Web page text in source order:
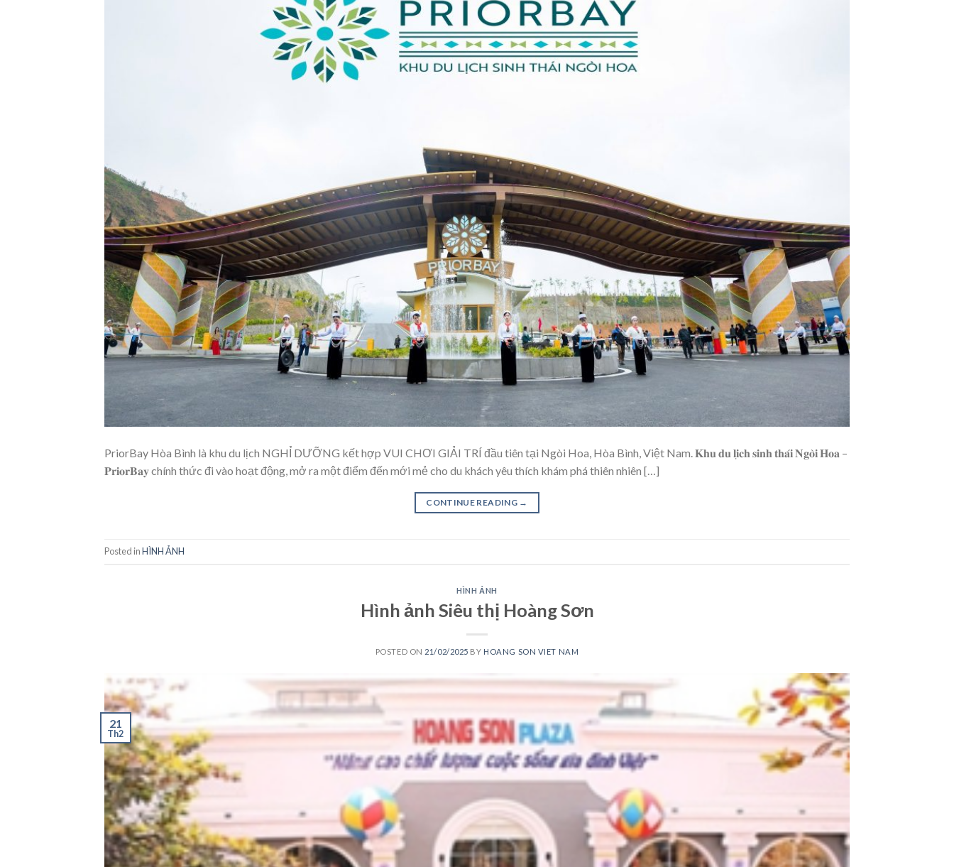
PriorBay Hòa Bình là khu du lịch NGHỈ DƯỠNG kết hợp VUI CHƠI GIẢI TRÍ đầu tiên tại Ngòi Hoa, Hòa Bình, Việt Nam. 𝐊𝐡𝐮 𝐝𝐮 𝐥𝐢̣𝐜𝐡 𝐬𝐢𝐧𝐡 𝐭𝐡𝐚́𝐢 𝐍𝐠𝐨̀𝐢 𝐇𝐨𝐚 –
𝐏𝐫𝐢𝐨𝐫𝐁𝐚𝐲 chính thức đi vào hoạt động, mở ra một điểm đến mới mẻ cho du khách yêu thích khám phá thiên nhiên […]
CONTINUE READING →
Posted inHÌNH ẢNH
HÌNH ẢNH
Hình ảnh Siêu thị Hoàng Sơn
POSTED ON 21/02/2025 BY HOANG SON VIET NAM
21
Th2